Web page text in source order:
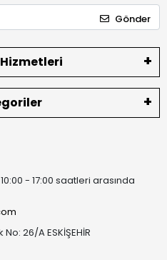
Gönder
- 17:00 saatleri arasında
26/A ESKİŞEHİR